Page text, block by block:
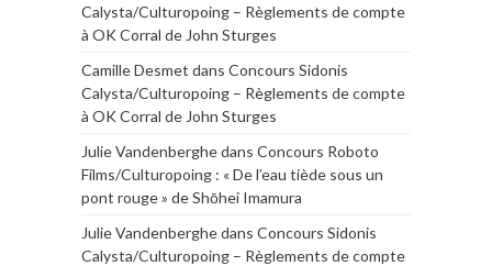
Calysta/Culturopoing – Règlements de compte
à OK Corral de John Sturges
Camille Desmet dans Concours Sidonis
Calysta/Culturopoing – Règlements de compte
à OK Corral de John Sturges
Julie Vandenberghedans Concours Roboto
Films/Culturopoing : « De l’eau tiède sous un
pont rouge » de Shōhei Imamura
Julie Vandenberghedans Concours Sidonis
Calysta/Culturopoing – Règlements de compte